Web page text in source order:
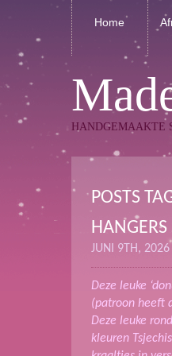
Home
HANDGEMAAKTE
POSTS
HANGERS
JUNI 9TH, 2026
Deze leuke
(patroon heeft
Deze leuke
kleuren